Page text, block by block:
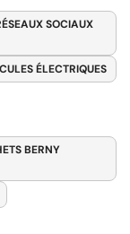
SOCIAUX
ÉLECTRIQUES
BERNY